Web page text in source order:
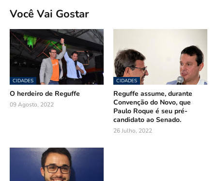
Você Vai Gostar
CIDADES
O herdeiro de Reguffe
09 Agosto, 2022
CIDADES
Reguffe assume, durante
Convenção do Novo, que
Paulo Roque é seu pré-
candidato ao Senado.
26 Julho, 2022